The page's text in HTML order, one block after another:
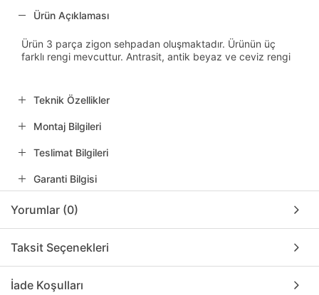
Ürün Açıklaması
Ürün 3 parça zigon sehpadan oluşmaktadır. Ürünün üç
farklı rengi mevcuttur. Antrasit, antik beyaz ve ceviz rengi
Teknik Özellikler
Montaj Bilgileri
Teslimat Bilgileri
Garanti Bilgisi
Yorumlar (0)
Taksit Seçenekleri
İade Koşulları